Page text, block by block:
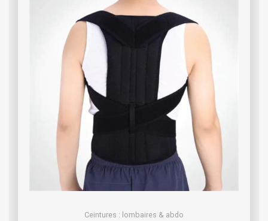
Ceintures : lombaires & abdo